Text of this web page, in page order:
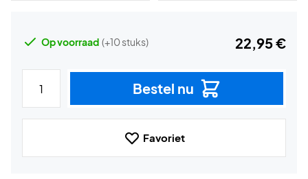
Op voorraad (+10 stuks) 22,95 €
Bestel nu
Favoriet